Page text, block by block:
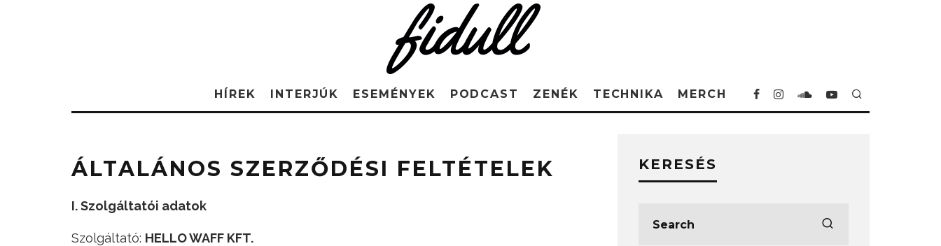
HÍREK INTERJÚK ESEMÉNYEK PODCAST ZENÉK TECHNIKA MERCH
ÁLTALÁNOS SZERZŐDÉSI FELTÉTELEK
I. Szolgáltatói adatok
Szolgáltató: HELLO WAFF KFT.
KERESÉS